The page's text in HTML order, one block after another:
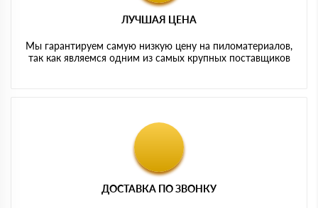
ЛУЧШАЯ ЦЕНА
Мы гарантируем самую низкую цену на пиломатериалов,
так как являемся одним из самых крупных поставщиков
ДОСТАВКА ПО ЗВОНКУ